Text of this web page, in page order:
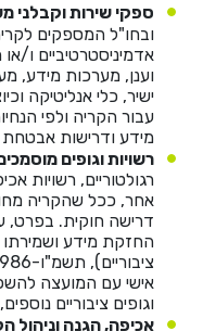
ספקי שירות וקבלני
ובחו"ל המספקים
אדמיניסטרטיביים ו/
וענן, מערכות מידע,
ישיר, כלי אנליטיקה
עבור הקריה ולפי
מידע ודרישות אבטחת
רשויות וגופים
רגולטוריים, רשויות
אחר, ככל שהקריה
דרישה חוקית. בפרט,
החזקת מידע ושמירתו
אישי עם המועצה
וגופים ציבוריים
אכיפה, הגנה וניהול